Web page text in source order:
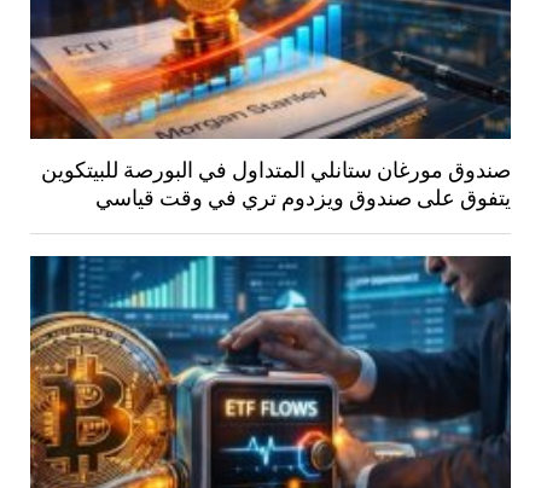
صندوق مورغان ستانلي المتداول في البورصة للبيتكوين
يتفوق على صندوق ويزدوم تري في وقت قياسي